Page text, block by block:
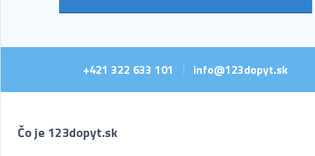
+421 322 633 101 info@123dopyt.sk
Čo je 123dopyt.sk